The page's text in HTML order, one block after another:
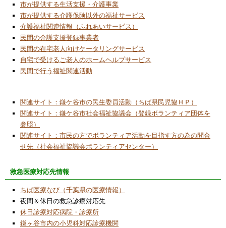
2025/12/1
モノづくりの国
2025/11/1
ソフト・パワー
2025/9/22
中央公民館委託事業「子ども科学ワークショ
2025/9/1
ガストロノミー ツーリズム
2025/8/12
中央公民館委託事業「デジタルワークショッ
2025/7/3
今月のコラムはお休みです
2025/6/3
中央公民館「デジタルワークショップ」講座
開催に協力
市が提供する生活支援・介護事業
市が提供する介護保険以外の福祉サービス
介護福祉関連情報（ふれあいサービス）
民間の介護支援登録事業者
民間の在宅老人向けケータリングサービス
自宅で受けるご老人のホームヘルプサービス
民間で行う福祉関連活動
関連サイト：鎌ケ谷市の民生委員活動（ちば県民児協ＨＰ）
関連サイト：鎌ケ谷市社会福祉協議会（登録ボランティア団体を
参照）
関連サイト：市民の方でボランティア活動を目指す方の為の問合
せ先（社会福祉協議会ボランティアセンター）
救急医療対応先情報
ちば医療なび（千葉県の医療情報）
夜間＆休日の救急診療対応先
休日診療対応病院・診療所
鎌ヶ谷市内の小児科対応診療機関